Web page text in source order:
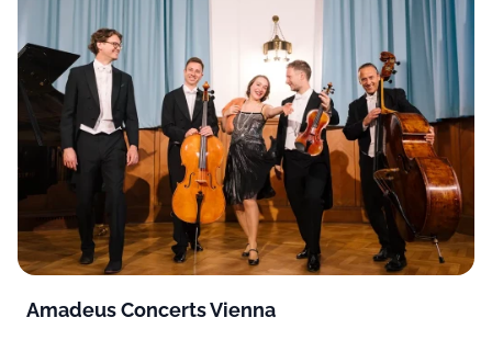
Amadeus Concerts Vienna